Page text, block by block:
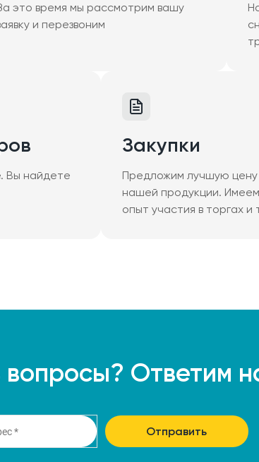
это время мы рассмотрим вашу
и перезвоним
Вы найдете
Закупки
Предложим лучшую цену
нашей продукции.
опыт участия в торгах и
Ответим
Отправить